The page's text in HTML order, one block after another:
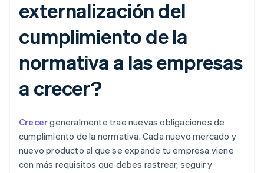
externalización del
cumplimiento de la
normativa a las empresas
a crecer?
Crecergeneralmente trae nuevas obligaciones de
cumplimiento de la normativa. Cada nuevo mercado y
nuevo producto al que se expande tu empresa viene
con más requisitos que debes rastrear, seguir y